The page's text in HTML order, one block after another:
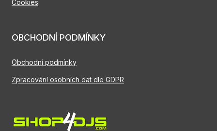
Cookies
OBCHODNÍ PODMÍNKY
Obchodní podmínky
Zpracování osobních dat dle GDPR